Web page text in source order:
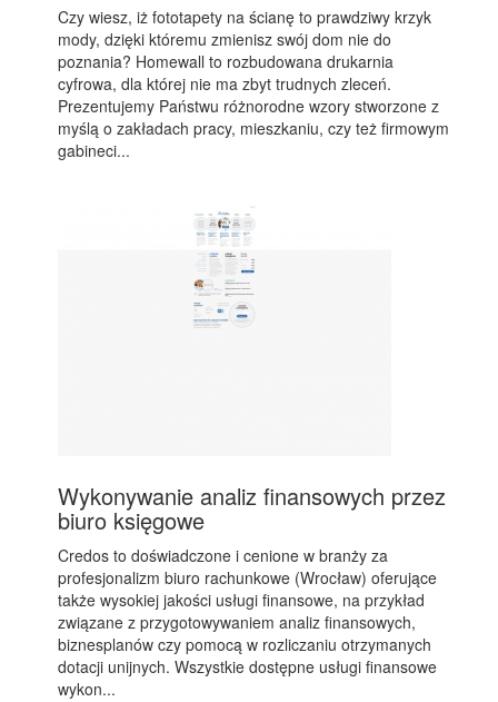
Czy wiesz, iż fototapety na ścianę to prawdziwy krzyk
mody, dzięki któremu zmienisz swój dom nie do
poznania? Homewall to rozbudowana drukarnia
cyfrowa, dla której nie ma zbyt trudnych zleceń.
Prezentujemy Państwu różnorodne wzory stworzone z
myślą o zakładach pracy, mieszkaniu, czy też firmowym
gabineci...
Wykonywanie analiz finansowych przez
biuro księgowe
Credos to doświadczone i cenione w branży za
profesjonalizm biuro rachunkowe (Wrocław) oferujące
także wysokiej jakości usługi finansowe, na przykład
związane z przygotowywaniem analiz finansowych,
biznesplanów czy pomocą w rozliczaniu otrzymanych
dotacji unijnych. Wszystkie dostępne usługi finansowe
wykon...